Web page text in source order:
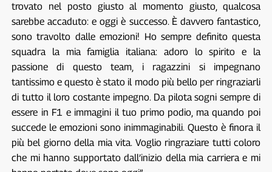
trovato nel posto giusto al momento giusto, qualcosa
sarebbe accaduto: e oggi è successo. È davvero fantastico,
sono travolto dalle emozioni! Ho sempre definito questa
squadra la mia famiglia italiana: adoro lo spirito e la
passione di questo team, i ragazzini si impegnano
tantissimo e questo è stato il modo più bello per ringraziarli
di tutto il loro costante impegno. Da pilota sogni sempre di
essere in F1 e immagini il tuo primo podio, ma quando poi
succede le emozioni sono inimmaginabili. Questo è finora il
più bel giorno della mia vita. Voglio ringraziare tutti coloro
che mi hanno supportato dall’inizio della mia carriera e mi